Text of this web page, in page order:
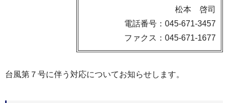
松本 啓司
電話番号：045-671-3457
ファクス：045-671-1677
台風第７号に伴う対応についてお知らせします。